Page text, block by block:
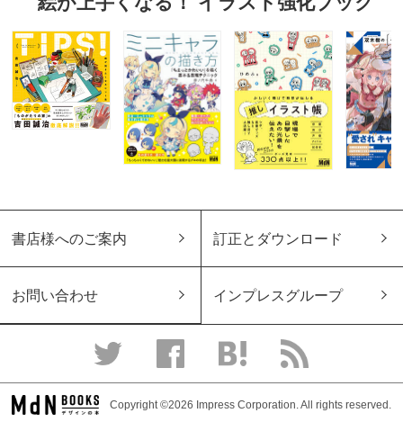
書店様へのご案内 訂正とダウンロード
お問い合わせ インプレスグループ
Copyright ©2026 Impress Corporation. All rights reserved.